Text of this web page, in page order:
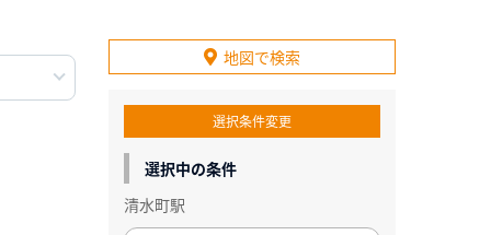
地図で検索
選択条件変更
選択中の条件
清水町駅